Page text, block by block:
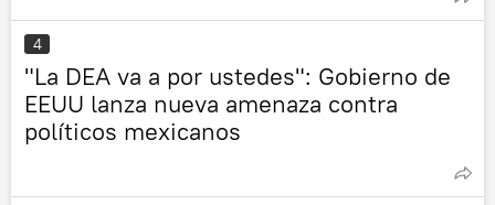
4
"La DEA va a por ustedes": Gobierno de
EEUU lanza nueva amenaza contra
políticos mexicanos